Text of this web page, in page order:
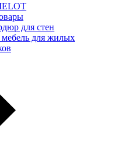
для стен
для жилых